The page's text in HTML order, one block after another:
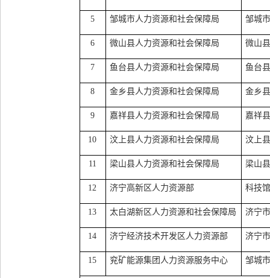
5 邹城市人力资源和社会保障局 邹城
6 微山县人力资源和社会保障局 微山
7 鱼台县人力资源和社会保障局 鱼台
8 金乡县人力资源和社会保障局 金乡
9 嘉祥县人力资源和社会保障局 嘉祥
10 汶上县人力资源和社会保障局 汶上
11 梁山县人力资源和社会保障局 梁山
12 济宁高新区人力资源部 科技
13 太白湖新区人力资源和社会保障局 济宁
14 济宁经济技术开发区人力资源部 济宁
15 兖矿能源集团人力资源服务中心 邹城